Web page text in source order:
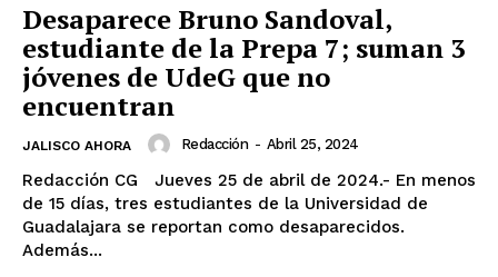
Desaparece Bruno Sandoval,
estudiante de la Prepa 7; suman 3
jóvenes de UdeG que no
encuentran
JALISCO AHORA Redacción - Abril 25, 2024
Redacción CG Jueves 25 de abril de 2024.- En menos
de 15 días, tres estudiantes de la Universidad de
Guadalajara se reportan como desaparecidos.
Además...